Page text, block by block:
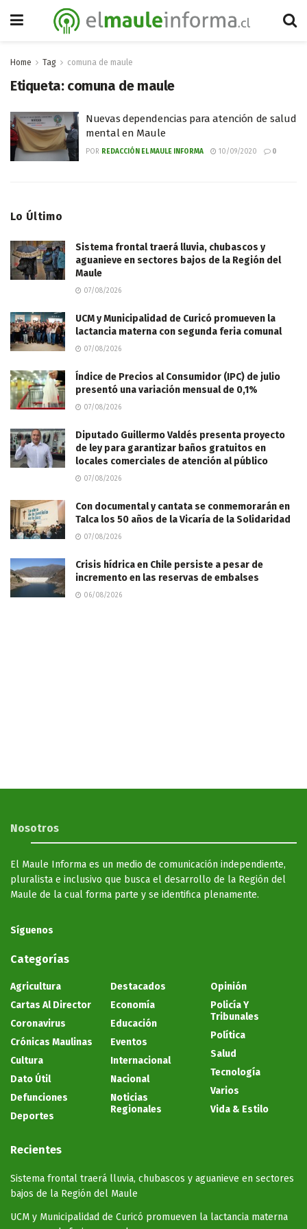
Home Tag comuna de maule
Etiqueta: comuna de maule
Nuevas dependencias para atención de salud
mental en Maule
POR REDACCIÓN EL MAULE INFORMA 10/09/2020 0
Lo Último
Sistema frontal traerá lluvia, chubascos y
aguanieve en sectores bajos de la Región del
Maule
07/08/2026
UCM y Municipalidad de Curicó promueven la
lactancia materna con segunda feria comunal
07/08/2026
Índice de Precios al Consumidor (IPC) de julio
presentó una variación mensual de 0,1%
07/08/2026
Diputado Guillermo Valdés presenta proyecto
de ley para garantizar baños gratuitos en
locales comerciales de atención al público
07/08/2026
Con documental y cantata se conmemorarán en
Talca los 50 años de la Vicaría de la Solidaridad
07/08/2026
Crisis hídrica en Chile persiste a pesar de
incremento en las reservas de embalses
06/08/2026
Nosotros
El Maule Informa es un medio de comunicación independiente,
pluralista e inclusivo que busca el desarrollo de la Región del
Maule de la cual forma parte y se identifica plenamente.
Síguenos
Categorías
Agricultura
Cartas Al Director
Coronavirus
Crónicas Maulinas
Cultura
Dato Útil
Defunciones
Deportes
Destacados
Economía
Educación
Eventos
Internacional
Nacional
Noticias
Regionales
Opinión
Policía Y
Tribunales
Política
Salud
Tecnología
Varios
Vida & Estilo
Recientes
Sistema frontal traerá lluvia, chubascos y aguanieve en sectores
bajos de la Región del Maule
UCM y Municipalidad de Curicó promueven la lactancia materna